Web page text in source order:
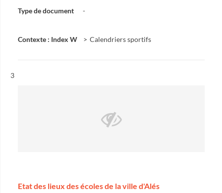
Type de document -
Contexte : Index W Calendriers sportifs
Résultat n°
3
Etat des lieux des écoles de la ville d'Alés